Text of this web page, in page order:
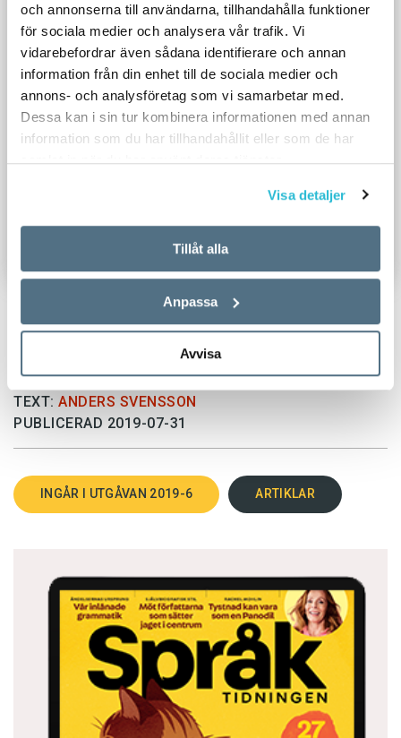
och annonserna till användarna, tillhandahålla funktioner
för sociala medier och analysera vår trafik. Vi
vidarebefordrar även sådana identifierare och annan
information från din enhet till de sociala medier och
annons- och analysföretag som vi samarbetar med.
Dessa kan i sin tur kombinera informationen med annan
information som du har tillhandahållit eller som de har
samlat in när du har använt deras tjänster.
Visa detaljer
Tillåt alla
Anpassa
Avvisa
TEXT: ANDERS SVENSSON
PUBLICERAD 2019-07-31
INGÅR I UTGÅVAN 2019-6 ARTIKLAR